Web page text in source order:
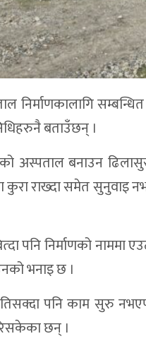
निर्माणकालागि
बताउँछन् ।
अस्पताल बनाउन
राख्दा समेत सुनुवाइ
पनि निर्माणको नाममा
भनाइ छ ।
पनि काम सुरु
छन् ।